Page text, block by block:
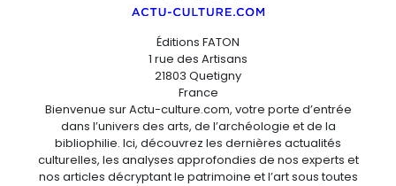
Éditions FATON
1 rue des Artisans
21803 Quetigny
France
Bienvenue sur Actu-culture.com, votre porte d’entrée
dans l’univers des arts, de l’archéologie et de la
bibliophilie. Ici, découvrez les dernières actualités
culturelles, les analyses approfondies de nos experts et
nos articles décryptant le patrimoine et l’art sous toutes